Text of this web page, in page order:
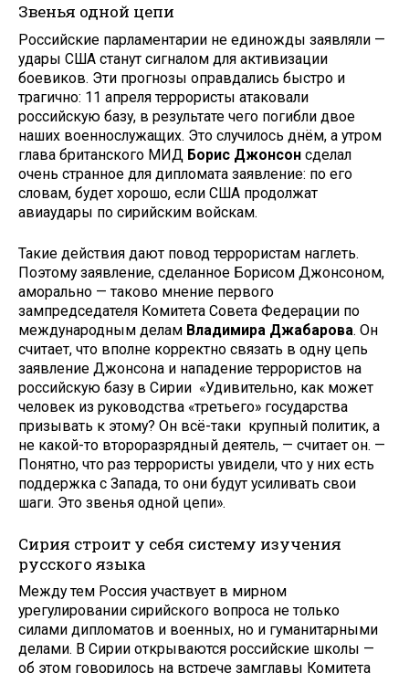
Звенья одной цепи
Российские парламентарии не единожды заявляли —
удары США станут сигналом для активизации
боевиков. Эти прогнозы оправдались быстро и
трагично: 11 апреля террористы атаковали
российскую базу, в результате чего погибли двое
наших военнослужащих. Это случилось днём, а утром
глава британского МИД Борис Джонсон сделал
очень странное для дипломата заявление: по его
словам, будет хорошо, если США продолжат
авиаудары по сирийским войскам.
Такие действия дают повод террористам наглеть.
Поэтому заявление, сделанное Борисом Джонсоном,
аморально — таково мнение первого
зампредседателя Комитета Совета Федерации по
международным делам Владимира Джабарова. Он
считает, что вполне корректно связать в одну цепь
заявление Джонсона и нападение террористов на
российскую базу в Сирии «Удивительно, как может
человек из руководства «третьего» государства
призывать к этому? Он всё-таки крупный политик, а
не какой-то второразрядный деятель, — считает он. —
Понятно, что раз террористы увидели, что у них есть
поддержка с Запада, то они будут усиливать свои
шаги. Это звенья одной цепи».
Сирия строит у себя систему изучения
русского языка
Между тем Россия участвует в мирном
урегулировании сирийского вопроса не только
силами дипломатов и военных, но и гуманитарными
делами. В Сирии открываются российские школы —
об этом говорилось на встрече замглавы Комитета